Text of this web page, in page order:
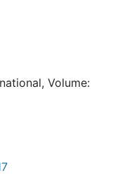
Volume: